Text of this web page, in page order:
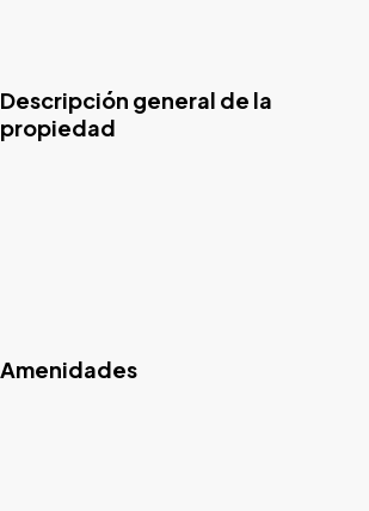
Descripción general de la
propiedad
Amenidades